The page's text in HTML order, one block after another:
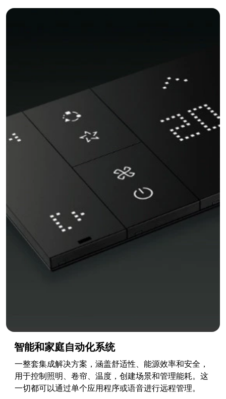
智能和家庭自动化系统
一整套集成解决方案，涵盖舒适性、能源效率和安全，
用于控制照明、卷帘、温度，创建场景和管理能耗。这
一切都可以通过单个应用程序或语音进行远程管理。